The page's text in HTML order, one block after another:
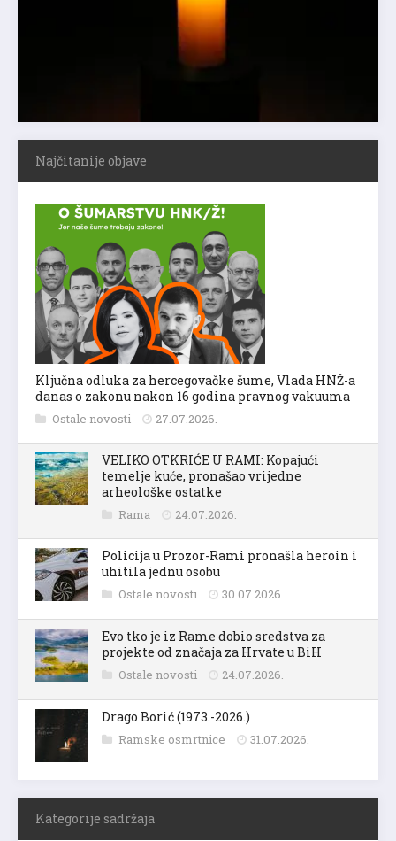
Najčitanije objave
Ključna odluka za hercegovačke šume, Vlada HNŽ-a
danas o zakonu nakon 16 godina pravnog vakuuma
Ostale novosti 27.07.2026.
VELIKO OTKRIĆE U RAMI: Kopajući
temelje kuće, pronašao vrijedne
arheološke ostatke
Rama 24.07.2026.
Policija u Prozor-Rami pronašla heroin i
uhitila jednu osobu
Ostale novosti 30.07.2026.
Evo tko je iz Rame dobio sredstva za
projekte od značaja za Hrvate u BiH
Ostale novosti 24.07.2026.
Drago Borić (1973.-2026.)
Ramske osmrtnice 31.07.2026.
Kategorije sadržaja